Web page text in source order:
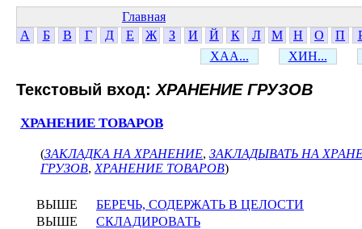
Главная
А
Б В Г Д Е Ж З И Й К Л М Н О П
ХАА...
ХИН...
Текстовый вход: ХРАНЕНИЕ ГРУЗОВ
ХРАНЕНИЕ ТОВАРОВ
(ЗАКЛАДКА НА ХРАНЕНИЕ, ЗАКЛАДЫВАТЬ НА
ГРУЗОВ, ХРАНЕНИЕ ТОВАРОВ)
ВЫШЕ
БЕРЕЧЬ, СОДЕРЖАТЬ В ЦЕЛОСТИ
ВЫШЕ
СКЛАДИРОВАТЬ